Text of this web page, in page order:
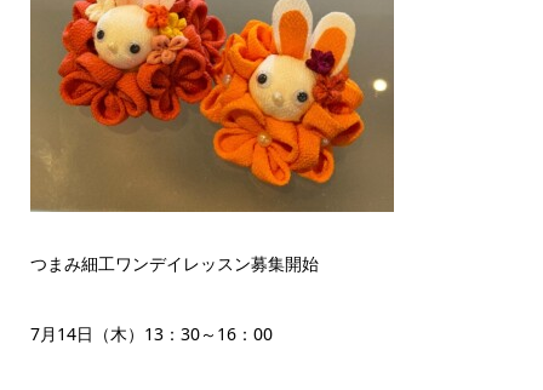
つまみ細工ワンデイレッスン募集開始
7月14日（木）13：30～16：00